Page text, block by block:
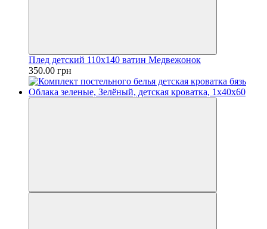
Плед детский 110х140 ватин Медвежонок
350.00 грн